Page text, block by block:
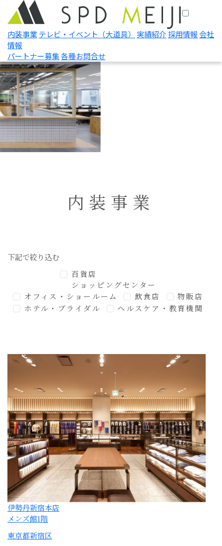
内装事業テレビ・イベント （大道具） 実績紹介 採用情報 会社
情報
パートナー募集各種お問合せ
内装事業
ショッピングセンター
オフィス・ショールーム
飲食店
伊勢丹新宿本店
メンズ館1階
東京都新宿区